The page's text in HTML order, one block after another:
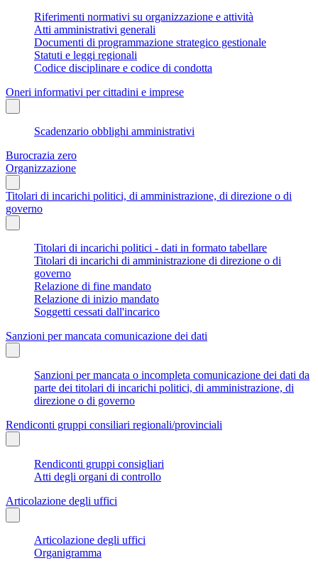
Riferimenti normativi su organizzazione e attività
Atti amministrativi generali
Documenti di programmazione strategico gestionale
Statuti e leggi regionali
Codice disciplinare e codice di condotta
Oneri informativi per cittadini e imprese
Scadenzario obblighi amministrativi
Burocrazia zero
Organizzazione
Titolari di incarichi politici, di amministrazione, di direzione o di
governo
Titolari di incarichi politici - dati in formato tabellare
Titolari di incarichi di amministrazione di direzione o di
governo
Relazione di fine mandato
Relazione di inizio mandato
Soggetti cessati dall'incarico
Sanzioni per mancata comunicazione dei dati
Sanzioni per mancata o incompleta comunicazione dei dati da
parte dei titolari di incarichi politici, di amministrazione, di
direzione o di governo
Rendiconti gruppi consiliari regionali/provinciali
Rendiconti gruppi consigliari
Atti degli organi di controllo
Articolazione degli uffici
Articolazione degli uffici
Organigramma